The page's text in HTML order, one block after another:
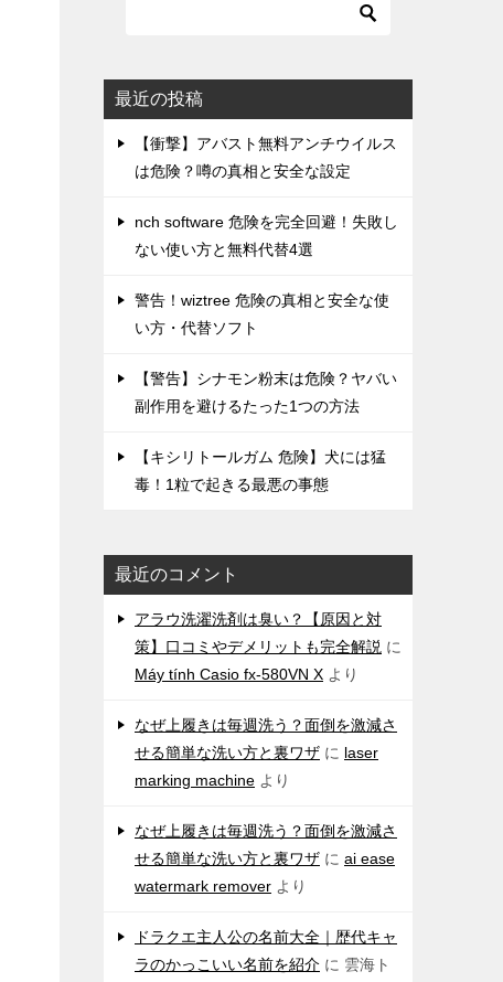
最近の投稿
【衝撃】アバスト無料アンチウイルス
は危険？噂の真相と安全な設定
nch software 危険を完全回避！失敗し
ない使い方と無料代替4選
警告！wiztree 危険の真相と安全な使
い方・代替ソフト
【警告】シナモン粉末は危険？ヤバい
副作用を避けるたった1つの方法
【キシリトールガム 危険】犬には猛
毒！1粒で起きる最悪の事態
最近のコメント
アラウ洗濯洗剤は臭い？【原因と対
策】口コミやデメリットも完全解説 に
Máy tính Casio fx-580VN X より
なぜ上履きは毎週洗う？面倒を激減さ
せる簡単な洗い方と裏ワザ に laser
marking machine より
なぜ上履きは毎週洗う？面倒を激減さ
せる簡単な洗い方と裏ワザ に ai ease
watermark remover より
ドラクエ主人公の名前大全｜歴代キャ
ラのかっこいい名前を紹介 に 雲海ト